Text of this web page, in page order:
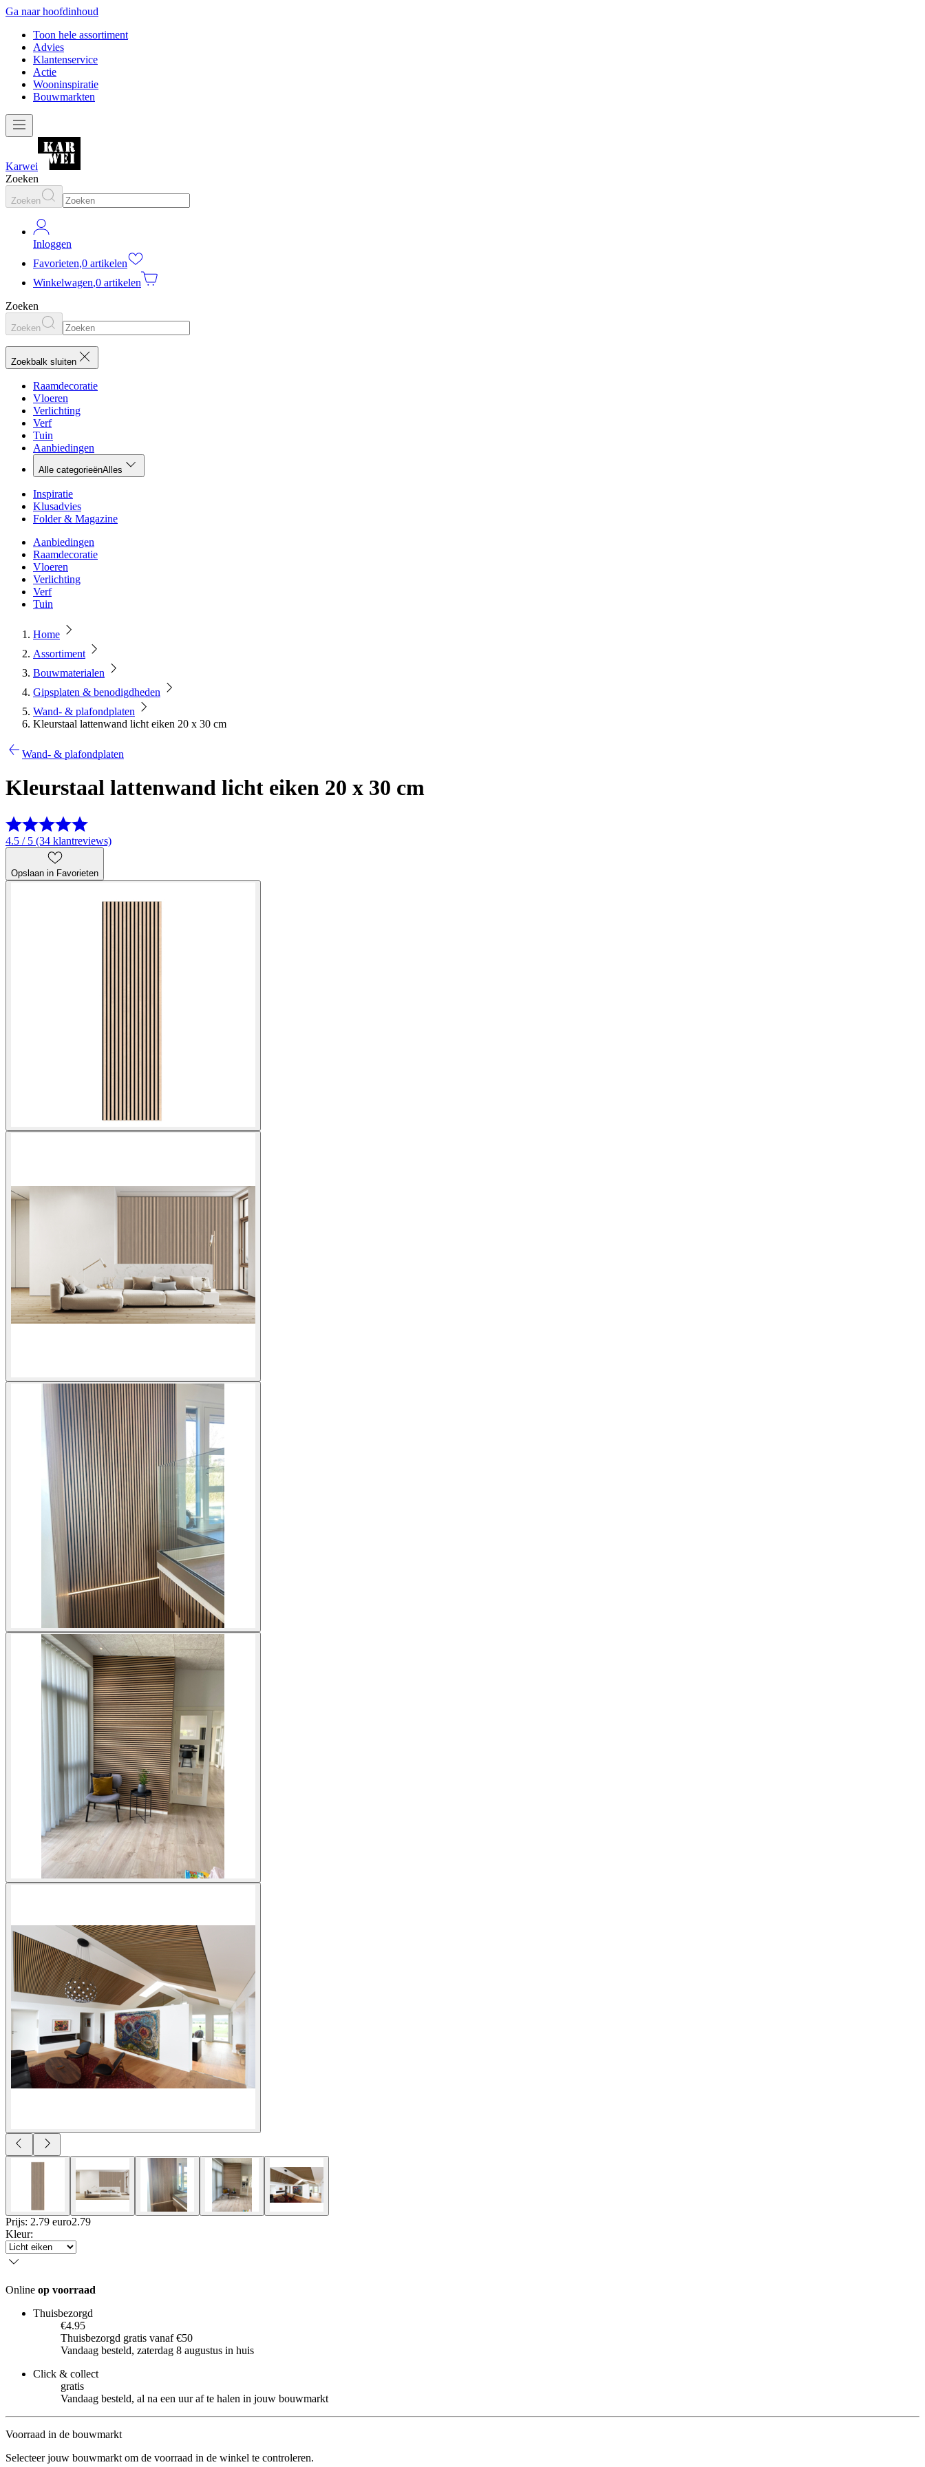
Ga naar hoofdinhoud
Toon hele assortiment
Advies
Klantenservice
Actie
Wooninspiratie
Bouwmarkten
Karwei
Zoeken
Zoeken
Inloggen
Favorieten,0 artikelen
Winkelwagen,0 artikelen
Zoeken
Zoeken
Zoekbalk sluiten
Raamdecoratie
Vloeren
Verlichting
Verf
Tuin
Aanbiedingen
Alle categorieënAlles
Inspiratie
Klusadvies
Folder & Magazine
Aanbiedingen
Raamdecoratie
Vloeren
Verlichting
Verf
Tuin
Home
Assortiment
Bouwmaterialen
Gipsplaten & benodigdheden
Wand- & plafondplaten
Kleurstaal lattenwand licht eiken 20 x 30 cm
Wand- & plafondplaten
Kleurstaal lattenwand licht eiken 20 x 30 cm
4.5 / 5 (34 klantreviews)
Opslaan in Favorieten
Prijs: 2.79 euro2.79
Kleur:
Online op voorraad
Thuisbezorgd
€4.95
Thuisbezorgd gratis vanaf €50
Vandaag besteld, zaterdag 8 augustus in huis
Click & collect
gratis
Vandaag besteld, al na een uur af te halen in jouw bouwmarkt
Voorraad in de bouwmarkt
Selecteer jouw bouwmarkt om de voorraad in de winkel te controleren.